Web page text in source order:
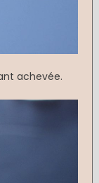
achevée.